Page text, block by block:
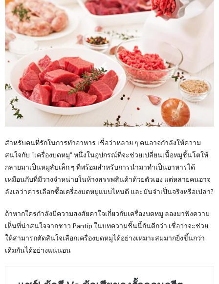
สำหรับคนที่รักในการทำอาหาร เชื่อว่าหลาย ๆ คนอาจกำลังให้ความ
สนใจกับ “เครื่องบดหมู” หนึ่งในอุปกรณ์ที่จะช่วยเปลี่ยนเนื้อหมูชิ้นโตให้
กลายมาเป็นหมูสับเล็ก ๆ ที่พร้อมสำหรับการนำมาทำเป็นอาหารได้
เหมือนกับที่มีวางจำหน่ายในห้างสรรพสินค้าด้วยตัวเอง แต่หลายคนอาจ
ลังเลว่าควรเลือกซื้อเครื่องบดหมูแบบไหนดี และมันจำเป็นจริงหรือเปล่า?
ถ้าหากใครกำลังมีความสงสัยคาใจเกี่ยวกับเครื่องบดหมู ลองมาฟังความ
เห็นที่น่าสนใจจากชาว Pantip ในบทความชิ้นนี้กันดีกว่า เชื่อว่าจะช่วย
ให้สามารถตัดสินใจเลือกเครื่องบดหมูได้อย่างเหมาะสมมากยิ่งขึ้นกว่า
เดิมกันได้อย่างแน่นอน